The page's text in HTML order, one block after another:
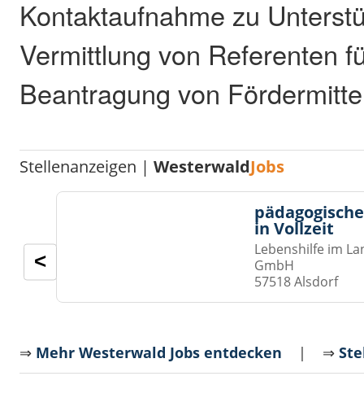
Kontaktaufnahme zu
Vermittlung von Referenten
Beantragung von
Stellenanzeigen |WesterwaldJobs
in Vollzeit
Lebenshilfe im
GmbH
57518 Alsdorf
<
⇒ Mehr Westerwald Jobs entdecken | ⇒